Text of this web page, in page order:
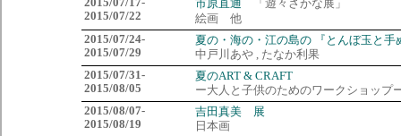
2015/07/17-
2015/07/22
市原直通
「遊々さかな展」
絵画 他
2015/07/24-
2015/07/29
夏の・海の・江の島の 『とんぼ玉と手
中戸川あや , たなか利果
2015/07/31-
2015/08/05
夏のART & CRAFT
ー大人と子供のためのワークショップ
2015/08/07-
2015/08/19
吉田真美 展
日本画